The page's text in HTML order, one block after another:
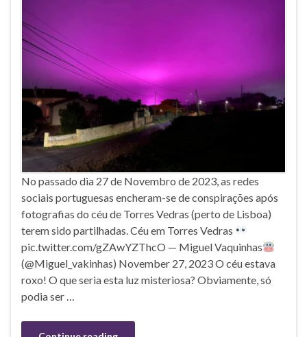
No passado dia 27 de Novembro de 2023, as redes
sociais portuguesas encheram-se de conspirações após
fotografias do céu de Torres Vedras (perto de Lisboa)
terem sido partilhadas. Céu em Torres Vedras
pic.twitter.com/gZAwYZThcO — Miguel Vaquinhas
(@Miguel_vakinhas) November 27, 2023 O céu estava
roxo! O que seria esta luz misteriosa? Obviamente, só
podia ser …